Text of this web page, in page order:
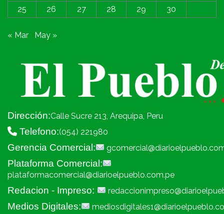
25
26 27 28 29 30
« Mar May »
Dirección:Calle Sucre 213, Arequipa, Peru
Telefono:(054) 221980
Gerencia Comercial:
Plataforma Comercial:
plataformacomercial@diarioelpueblo.com.pe
Redacion - Impreso:
Medios Digitales: